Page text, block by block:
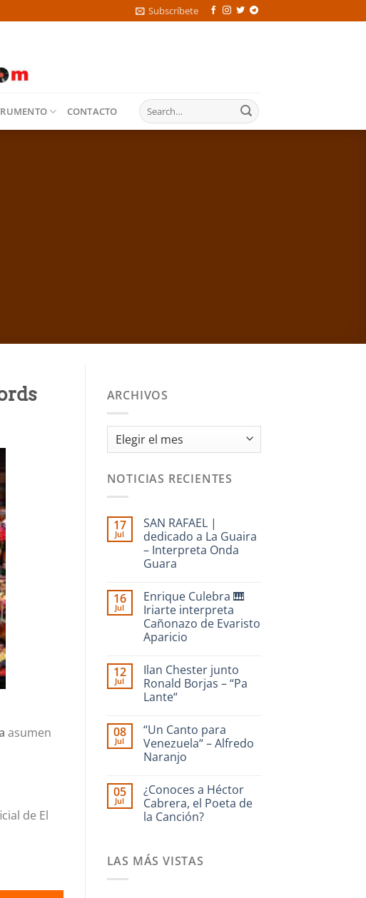
Subscríbete
CONTACTO
asumen
de El
ARCHIVOS
Archivos
NOTICIAS RECIENTES
17
Jul
SAN RAFAEL |
dedicado a La Guaira
– Interpreta Onda
Guara
comentarios
en
SAN
RAFAEL
|
dedicado
Guaira
–
Interpreta
Onda
16
Jul
Enrique Culebra 🎹
Iriarte interpreta
Cañonazo de Evaristo
Aparicio
comentarios
en
Enrique
Culebra
interpreta
Cañonazo
de
Evaristo
Aparicio
12
Jul
Ilan Chester junto
Ronald Borjas – “Pa
Lante“
comentarios
en
Ilan
Chester
Borjas
–
“Pa
Lante“
08
Jul
“Un Canto para
Venezuela“ – Alfredo
Naranjo
comentarios
en
“Un
Canto
Alfredo
Naranjo
05
Jul
¿Conoces a Héctor
Cabrera, el Poeta de
la Canción?
en
¿Conoces
LAS MÁS VISTAS